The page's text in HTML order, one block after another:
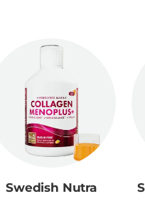
Swedish Nutra